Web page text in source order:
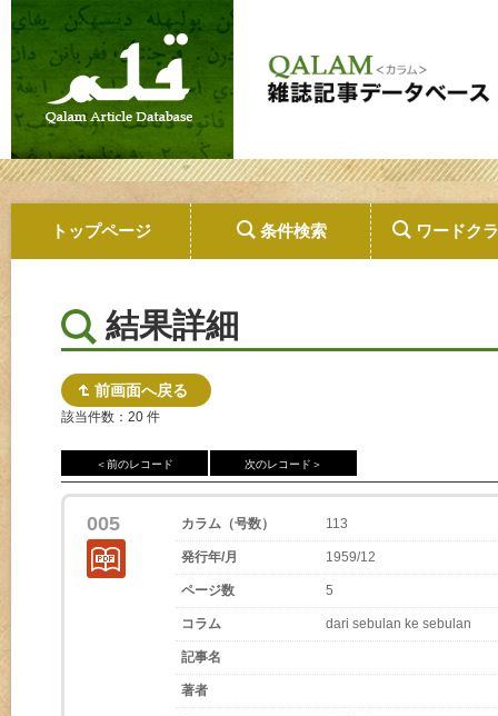
トップページ 条件検索 ワードク
結果詳細
前画面へ戻る
該当件数：20 件
＜前のレコード 次のレコード＞
005 カラム（号数） 113
発行年/月 1959/12
ページ数 5
コラム dari sebulan ke sebulan
記事名
著者